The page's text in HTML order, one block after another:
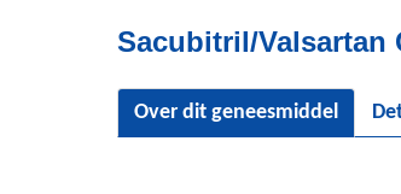
Sacubitril/Valsartan
Over dit geneesmiddel